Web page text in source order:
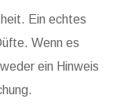
Ein echtes
Wenn es
ein Hinweis